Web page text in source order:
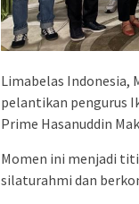
Limabelas Indonesia,
pelantikan pengurus
Prime Hasanuddin
Momen ini menjadi
silaturahmi dan